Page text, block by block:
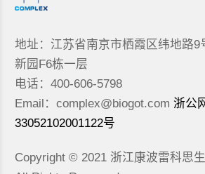
地址：江苏省南京市栖霞区纬地路9
新园F6栋一层
电话：400-606-5798
Email：complex@biogot.com 浙公
33052102001122号
Copyright © 2021 浙江康波雷科思